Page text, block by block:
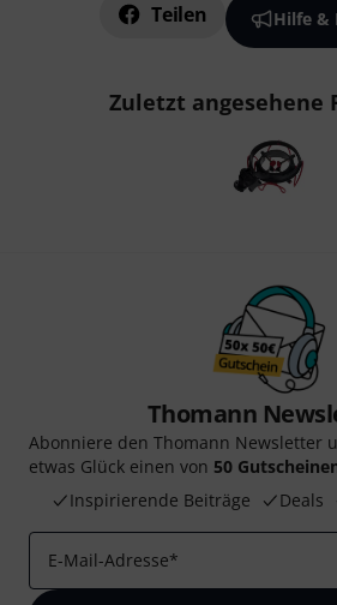
Teilen Hilfe &
Zuletzt angesehene
Thomann
Abonniere den Thomann Newsletter
etwas Glück einen von 50
Inspirierende Beiträge
Deals
E-Mail-Adresse*